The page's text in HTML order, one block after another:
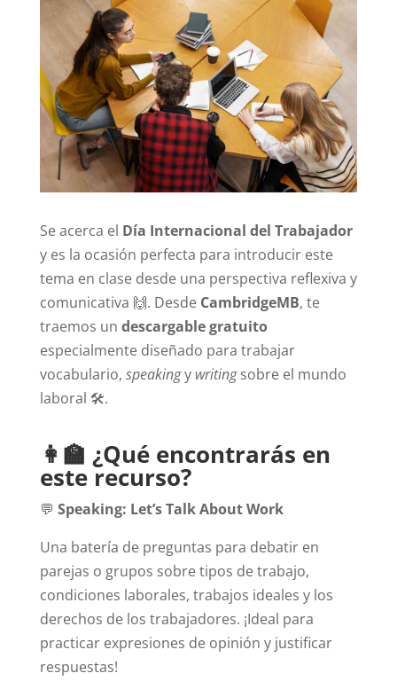
Se acerca el Día Internacional del Trabajador
y es la ocasión perfecta para introducir este
tema en clase desde una perspectiva reflexiva y
comunicativa 🙌. Desde CambridgeMB, te
traemos un descargable gratuito
especialmente diseñado para trabajar
vocabulario, speakingy writingsobre el mundo
laboral 🛠️.
👩‍🏫 ¿Qué encontrarás en
este recurso?
💬 Speaking: Let’s Talk About Work
Una batería de preguntas para debatir en
parejas o grupos sobre tipos de trabajo,
condiciones laborales, trabajos ideales y los
derechos de los trabajadores. ¡Ideal para
practicar expresiones de opinión y justificar
respuestas!